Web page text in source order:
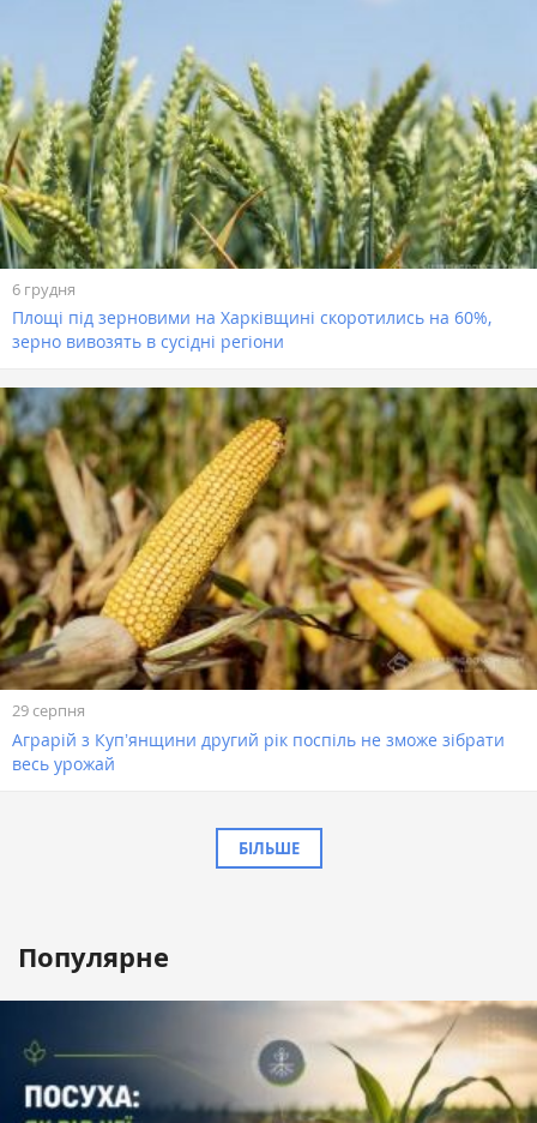
6 грудня
Площі під зерновими на Харківщині скоротились на 60%,
зерно вивозять в сусідні регіони
29 серпня
Аграрій з Купʼянщини другий рік поспіль не зможе зібрати
весь урожай
БІЛЬШЕ
Популярне